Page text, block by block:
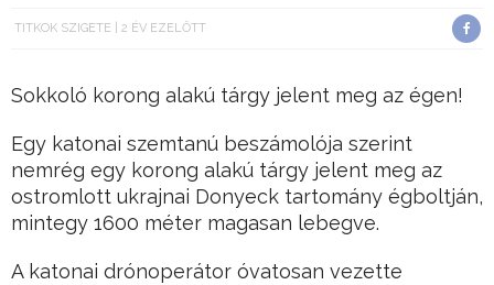
TITKOK SZIGETE 2 ÉV EZELŐTT
Sokkoló korong alakú tárgy jelent meg az égen!
Egy katonai szemtanú beszámolója szerint
nemrég egy korong alakú tárgy jelent meg az
ostromlott ukrajnai Donyeck tartomány égboltján,
mintegy 1600 méter magasan lebegve.
A katonai drónoperátor óvatosan vezette